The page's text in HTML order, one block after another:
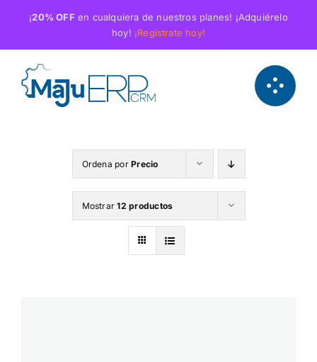
contenido
¡20% OFF en cualquiera de nuestros planes! ¡Adquiérelo
hoy! ¡Regístrate hoy!
Ordena porPrecio
Mostrar12 productos